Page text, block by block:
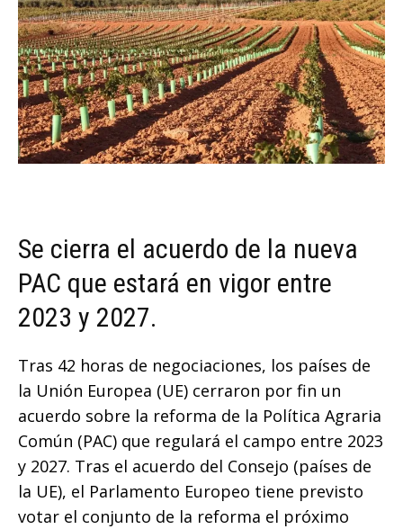
Se cierra el acuerdo de la nueva
PAC que estará en vigor entre
2023 y 2027.
Tras 42 horas de negociaciones, los países de
la Unión Europea (UE) cerraron por fin un
acuerdo sobre la reforma de la Política Agraria
Común (PAC) que regulará el campo entre 2023
y 2027. Tras el acuerdo del Consejo (países de
la UE), el Parlamento Europeo tiene previsto
votar el conjunto de la reforma el próximo